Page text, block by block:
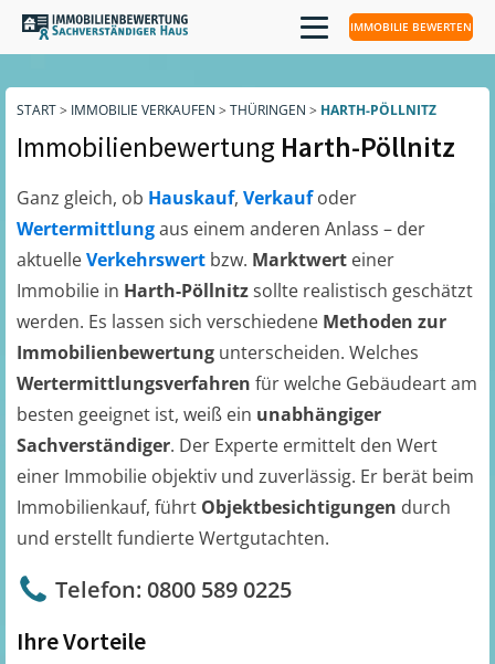
IMMOBILIE BEWERTEN
START> IMMOBILIE VERKAUFEN > THÜRINGEN > HARTH-PÖLLNITZ
Immobilienbewertung Harth-Pöllnitz
Ganz gleich, ob Hauskauf, Verkaufoder
Wertermittlungaus einem anderen Anlass – der
aktuelleVerkehrswert bzw. Marktwert einer
Immobilie in Harth-Pöllnitzsollte realistisch geschätzt
werden. Es lassen sich verschiedene Methoden zur
Immobilienbewertung unterscheiden. Welches
Wertermittlungsverfahren für welche Gebäudeart am
besten geeignet ist, weiß ein unabhängiger
Sachverständiger. Der Experte ermittelt den Wert
einer Immobilie objektiv und zuverlässig. Er berät beim
Immobilienkauf, führt Objektbesichtigungen durch
und erstellt fundierte Wertgutachten.
Telefon: 0800 589 0225
Ihre Vorteile